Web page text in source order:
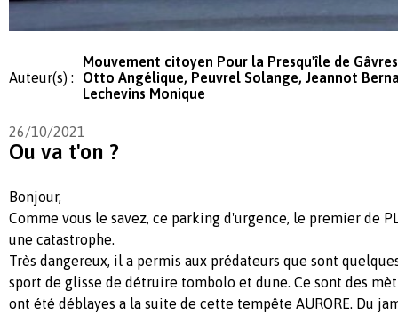
Auteur(s) :
Mouvement citoyen Pour la Presqu'île de
Otto Angélique, Peuvrel Solange, Jeannot
Lechevins Monique
26/10/2021
Ou va t'on ?
Bonjour,
Comme vous le savez, ce parking d'urgence, le premier de
une catastrophe.
Très dangereux, il a permis aux prédateurs que sont
sport de glisse de détruire tombolo et dune. Ce sont des
ont été déblayes a la suite de cette tempête AURORE. Du